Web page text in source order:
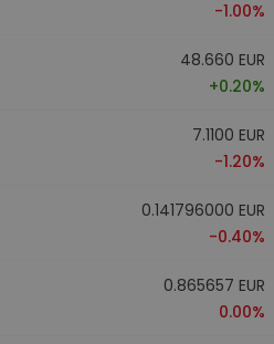
-1.00%
48.660 EUR
+0.20%
7.1100 EUR
-1.20%
0.141796000 EUR
-0.40%
0.865657 EUR
0.00%